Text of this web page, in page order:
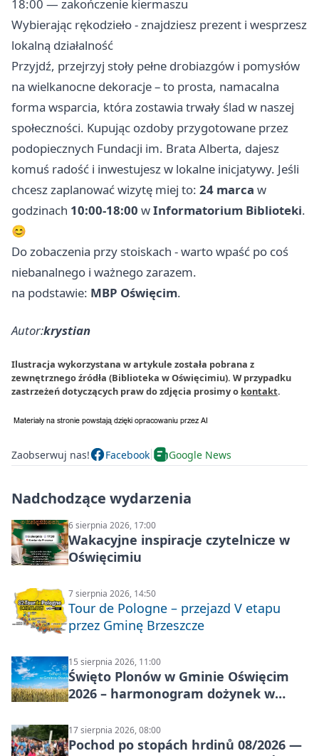
18:00 — zakończenie kiermaszu
Wybierając rękodzieło - znajdziesz prezent i wesprzesz
lokalną działalność
Przyjdź, przejrzyj stoły pełne drobiazgów i pomysłów
na wielkanocne dekoracje – to prosta, namacalna
forma wsparcia, która zostawia trwały ślad w naszej
społeczności. Kupując ozdoby przygotowane przez
podopiecznych Fundacji im. Brata Alberta, dajesz
komuś radość i inwestujesz w lokalne inicjatywy. Jeśli
chcesz zaplanować wizytę miej to: 24 marca w
godzinach 10:00-18:00 wInformatorium Biblioteki.
😊
Do zobaczenia przy stoiskach - warto wpaść po coś
niebanalnego i ważnego zarazem.
na podstawie: MBP Oświęcim.
Autor:krystian
Ilustracja wykorzystana w artykule została pobrana z
zewnętrznego źródła (Biblioteka w Oświęcimiu). W przypadku
zastrzeżeń dotyczących praw do zdjęcia prosimy o kontakt.
Zaobserwuj nas! Facebook Google News
Nadchodzące wydarzenia
6 sierpnia 2026, 17:00
Wakacyjne inspiracje czytelnicze w
Oświęcimiu
7 sierpnia 2026, 14:50
Tour de Pologne – przejazd V etapu
przez Gminę Brzeszcze
15 sierpnia 2026, 11:00
Święto Plonów w Gminie Oświęcim
2026 – harmonogram dożynek w
17 sierpnia 2026, 08:00
Pochod po stopách hrdinů 08/2026 —